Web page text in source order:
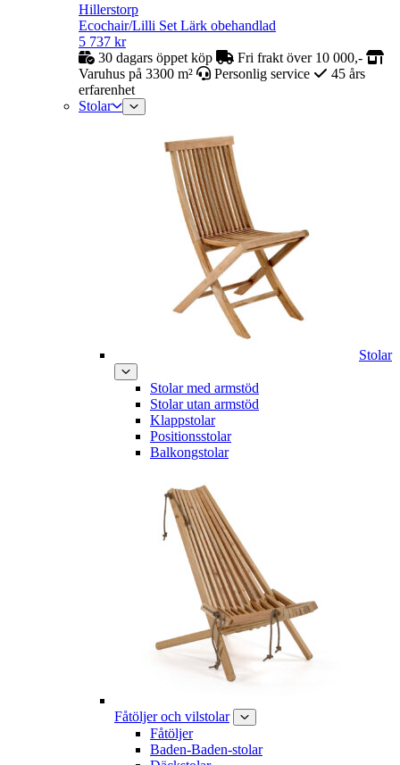
Hillerstorp
Ecochair/Lilli Set Lärk obehandlad
5 737 kr
30 dagars öppet köp
Fri frakt över 10 000,-
Varuhus på 3300 m²
Personlig service
45 års
erfarenhet
Stolar
Stolar
Stolar med armstöd
Stolar utan armstöd
Klappstolar
Positionsstolar
Balkongstolar
Fåtöljer och vilstolar
Fåtöljer
Baden-Baden-stolar